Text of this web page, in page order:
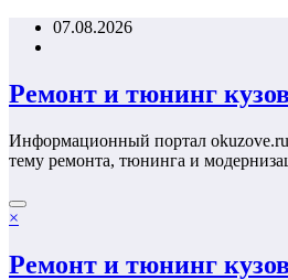
Перейти07.08.2026
Ремонт и тюнинг
Информационный портал
тему ремонта, тюнинга и
×
Ремонт и тюнинг